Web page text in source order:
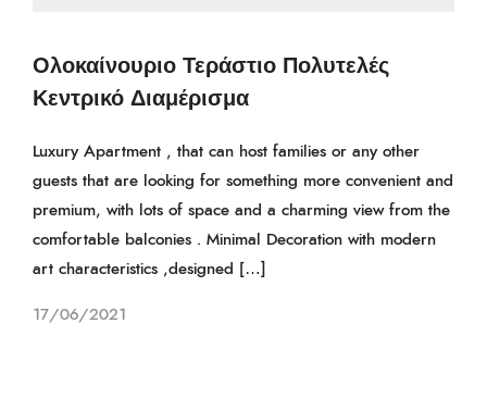
Ολοκαίνουριο Τεράστιο Πολυτελές
Κεντρικό Διαμέρισμα
Luxury Apartment , that can host families or any other
guests that are looking for something more convenient and
premium, with lots of space and a charming view from the
comfortable balconies . Minimal Decoration with modern
art characteristics ,designed […]
17/06/2021